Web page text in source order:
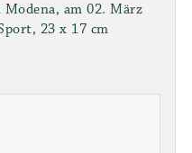
am 02. März
23 x 17 cm